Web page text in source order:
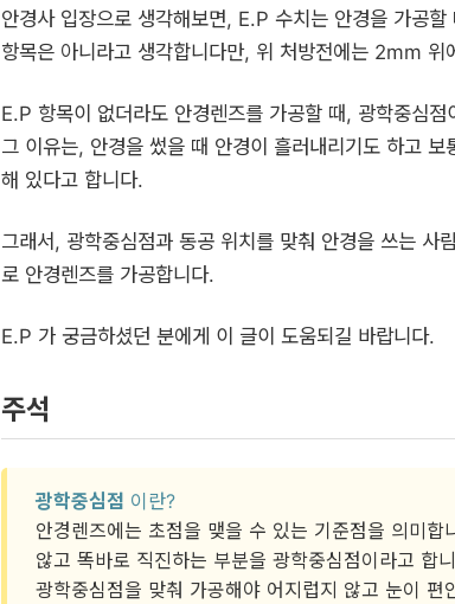
안경사 입장으로 생각해보면, E.P 수치는 안경을 가공
항목은 아니라고 생각합니다만, 위 처방전에는 2mm 위
E.P 항목이 없더라도 안경렌즈를 가공할 때, 광학중심
그 이유는, 안경을 썼을 때 안경이 흘러내리기도 하고
해 있다고 합니다.
그래서, 광학중심점과 동공 위치를 맞춰 안경을 쓰는
로 안경렌즈를 가공합니다.
E.P 가 궁금하셨던 분에게 이 글이 도움되길 바랍니다.
주석
광학중심점 이란?
안경렌즈에는 초점을 맺을 수 있는 기준점을 의미
않고 똑바로 직진하는 부분을 광학중심점이라고 합
광학중심점을 맞춰 가공해야 어지럽지 않고 눈이 편